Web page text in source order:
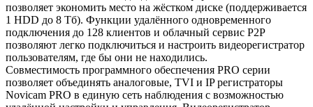
позволяет экономить место на жёстком диске (поддерживается
1 HDD до 8 Tб). Функции удалённого одновременного
подключения до 128 клиентов и облачный сервис P2P
позволяют легко подключиться и настроить видеорегистратор
пользователям, где бы они не находились.
Совместимость программного обеспечения PRO серии
позволяет объединять аналоговые, TVI и IP регистраторы
Novicam PRO в единую сеть наблюдения с возможностью